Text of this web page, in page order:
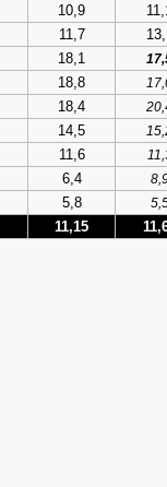
10,9
11,7
18,1
18,8
18,4
14,5
11,6
6,4
5,8
11,15